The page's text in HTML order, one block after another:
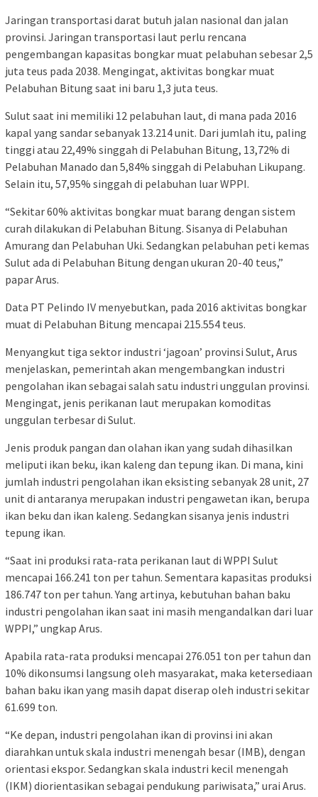
Jaringan transportasi darat butuh jalan nasional dan jalan
provinsi. Jaringan transportasi laut perlu rencana
pengembangan kapasitas bongkar muat pelabuhan sebesar 2,5
juta teus pada 2038. Mengingat, aktivitas bongkar muat
Pelabuhan Bitung saat ini baru 1,3 juta teus.
Sulut saat ini memiliki 12 pelabuhan laut, di mana pada 2016
kapal yang sandar sebanyak 13.214 unit. Dari jumlah itu, paling
tinggi atau 22,49% singgah di Pelabuhan Bitung, 13,72% di
Pelabuhan Manado dan 5,84% singgah di Pelabuhan Likupang.
Selain itu, 57,95% singgah di pelabuhan luar WPPI.
“Sekitar 60% aktivitas bongkar muat barang dengan sistem
curah dilakukan di Pelabuhan Bitung. Sisanya di Pelabuhan
Amurang dan Pelabuhan Uki. Sedangkan pelabuhan peti kemas
Sulut ada di Pelabuhan Bitung dengan ukuran 20-40 teus,”
papar Arus.
Data PT Pelindo IV menyebutkan, pada 2016 aktivitas bongkar
muat di Pelabuhan Bitung mencapai 215.554 teus.
Menyangkut tiga sektor industri ‘jagoan’ provinsi Sulut, Arus
menjelaskan, pemerintah akan mengembangkan industri
pengolahan ikan sebagai salah satu industri unggulan provinsi.
Mengingat, jenis perikanan laut merupakan komoditas
unggulan terbesar di Sulut.
Jenis produk pangan dan olahan ikan yang sudah dihasilkan
meliputi ikan beku, ikan kaleng dan tepung ikan. Di mana, kini
jumlah industri pengolahan ikan eksisting sebanyak 28 unit, 27
unit di antaranya merupakan industri pengawetan ikan, berupa
ikan beku dan ikan kaleng. Sedangkan sisanya jenis industri
tepung ikan.
“Saat ini produksi rata-rata perikanan laut di WPPI Sulut
mencapai 166.241 ton per tahun. Sementara kapasitas produksi
186.747 ton per tahun. Yang artinya, kebutuhan bahan baku
industri pengolahan ikan saat ini masih mengandalkan dari luar
WPPI,” ungkap Arus.
Apabila rata-rata produksi mencapai 276.051 ton per tahun dan
10% dikonsumsi langsung oleh masyarakat, maka ketersediaan
bahan baku ikan yang masih dapat diserap oleh industri sekitar
61.699 ton.
“Ke depan, industri pengolahan ikan di provinsi ini akan
diarahkan untuk skala industri menengah besar (IMB), dengan
orientasi ekspor. Sedangkan skala industri kecil menengah
(IKM) diorientasikan sebagai pendukung pariwisata,” urai Arus.